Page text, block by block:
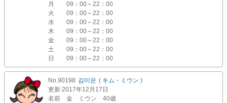
月
09：00～22：00
火
09：00～22：00
水
09：00～22：00
木
09：00～22：00
金
09：00～22：00
土
09：00～22：00
日
09：00～22：00
No.90198 김미은 ( キム・ミウン )
更新:2017年12月17日
名前
金 ミウン 40歳